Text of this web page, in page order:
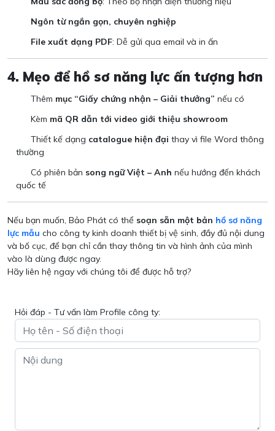
Ngôn từ ngắn gọn, chuyên nghiệp
File xuất dạng PDF: Dễ gửi qua email và in ấn
4. Mẹo để hồ sơ năng lực ấn tượng hơn
Thêm mục “Giấy chứng nhận – Giải thưởng” nếu có
Kèm mã QR dẫn tới video giới thiệu showroom
Thiết kế dạng catalogue hiện đại thay vì file Word thông
thường
Có phiên bản song ngữ Việt – Anh nếu hướng đến khách
quốc tế
Nếu bạn muốn, Bảo Phát có thể soạn sẵn một bản hồ sơ năng
lực mẫu cho công ty kinh doanh thiết bị vệ sinh, đầy đủ nội dung
và bố cục, để bạn chỉ cần thay thông tin và hình ảnh của mình
vào là dùng được ngay.
Hãy liên hệ ngay với chúng tôi để được hỗ trợ?
Hỏi đáp - Tư vấn làm Profile công ty: